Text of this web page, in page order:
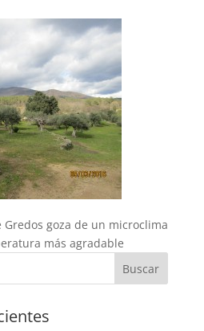
Gredos goza de un microclima
más agradable